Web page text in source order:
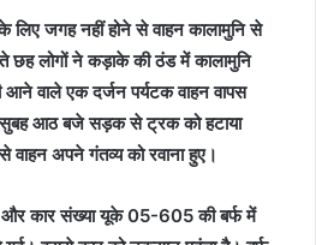
लिए जगह नहीं होने से वाहन कालामुनि से
लोगों ने कड़ाके की ठंड में कालामुनि
आने वाले एक दर्जन पर्यटक वाहन वापस
सुबह आठ बजे सड़क से ट्रक को हटाया
वाहन अपने गंतव्य को रवाना हुए।
और कार संख्या यूके 05-605 की बर्फ में